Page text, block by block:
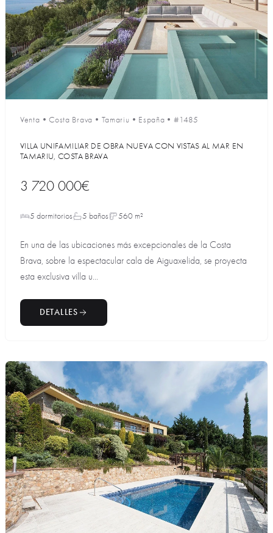
Venta •Costa Brava • Tamariu • España •#1485
VILLA UNIFAMILIAR DE OBRA NUEVA CON VISTAS AL MAR EN
TAMARIU, COSTA BRAVA
3 720 000€
5 dormitorios 5 baños 560 m²
En una de las ubicaciones más excepcionales de la Costa
Brava, sobre la espectacular cala de Aiguaxelida, se proyecta
esta exclusiva villa u...
DETALLES